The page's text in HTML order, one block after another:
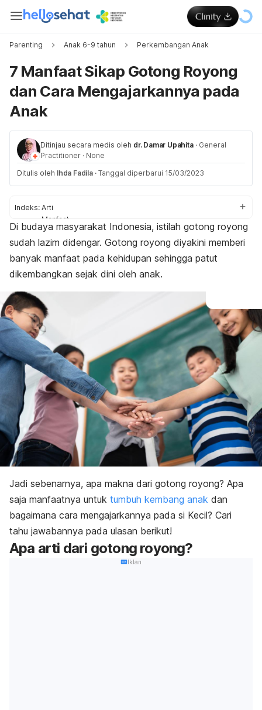
Parenting Anak 6-9 tahun Perkembangan Anak
7 Manfaat Sikap Gotong Royong
dan Cara Mengajarkannya pada
Anak
Ditinjau secara medis oleh dr. Damar Upahita · General
Practitioner · None
Ditulis oleh Ihda Fadila · Tanggal diperbarui 15/03/2023
Indeks: Arti
Manfaat
Tips mengajarkannya pada anak
Di budaya masyarakat Indonesia, istilah gotong royong
sudah lazim didengar. Gotong royong diyakini memberi
banyak manfaat pada kehidupan sehingga patut
dikembangkan sejak dini oleh anak.
Jadi sebenarnya, apa makna dari gotong royong? Apa
saja manfaatnya untuk tumbuh kembang anak dan
bagaimana cara mengajarkannya pada si Kecil? Cari
tahu jawabannya pada ulasan berikut!
Apa arti dari gotong royong?
Iklan